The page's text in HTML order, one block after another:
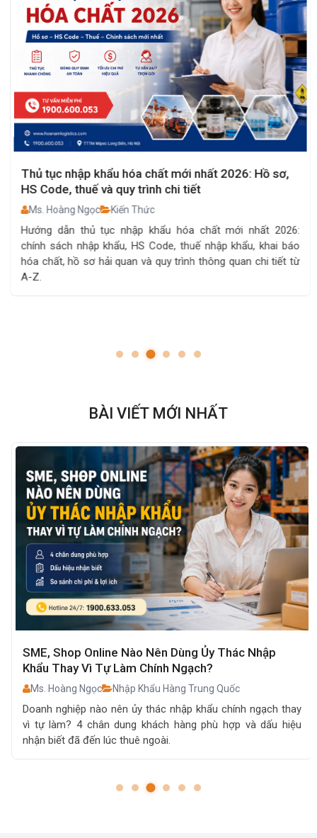
Thủ tục nhập khẩu hóa chất mới nhất 2026: Hồ sơ,
HS Code, thuế và quy trình chi tiết
Ms. Hoàng Ngọc Kiến Thức
Hướng dẫn thủ tục nhập khẩu hóa chất mới nhất 2026:
chính sách nhập khẩu, HS Code, thuế nhập khẩu, khai báo
hóa chất, hồ sơ hải quan và quy trình thông quan chi tiết từ
A-Z.
BÀI VIẾT MỚI NHẤT
SME, Shop Online Nào Nên Dùng Ủy Thác Nhập
Khẩu Thay Vì Tự Làm Chính Ngạch?
Ms. Hoàng Ngọc Nhập Khẩu Hàng Trung Quốc
Doanh nghiệp nào nên ủy thác nhập khẩu chính ngạch thay
vì tự làm? 4 chân dung khách hàng phù hợp và dấu hiệu
nhận biết đã đến lúc thuê ngoài.